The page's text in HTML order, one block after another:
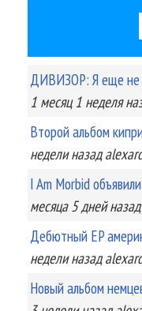
ДИВИЗОР: Я еще не
1 месяц 1 неделя
Второй альбом
неделиназад
I Am Morbid
месяца 5 днейназад
Дебютный EP
неделиназад
Новый альбом